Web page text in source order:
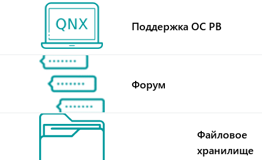
Поддержка ОС РВ
Форум
Файловое
хранилище